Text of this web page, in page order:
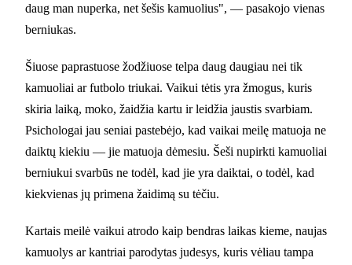
daug man nuperka, net šešis kamuolius", — pasakojo vienas
berniukas.
Šiuose paprastuose žodžiuose telpa daug daugiau nei tik
kamuoliai ar futbolo triukai. Vaikui tėtis yra žmogus, kuris
skiria laiką, moko, žaidžia kartu ir leidžia jaustis svarbiam.
Psichologai jau seniai pastebėjo, kad vaikai meilę matuoja ne
daiktų kiekiu — jie matuoja dėmesiu. Šeši nupirkti kamuoliai
berniukui svarbūs ne todėl, kad jie yra daiktai, o todėl, kad
kiekvienas jų primena žaidimą su tėčiu.
Kartais meilė vaikui atrodo kaip bendras laikas kieme, naujas
kamuolys ar kantriai parodytas judesys, kuris vėliau tampa